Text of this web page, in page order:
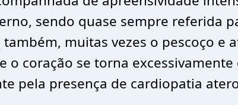
sendo quase sempre referida
muitas vezes o pescoço e
coração se torna
pela presença de cardiopatia